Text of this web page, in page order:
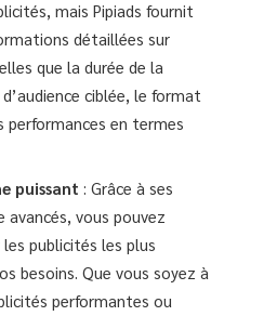
mais Pipiads fournit
détaillées sur
que la durée de la
ciblée, le format
performances en termes
puissant : Grâce à ses
avancés, vous pouvez
publicités les plus
besoins. Que vous soyez à
performantes ou